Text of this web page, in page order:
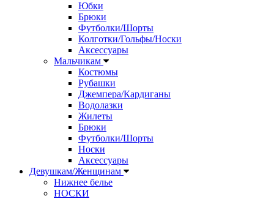
Юбки
Брюки
Футболки/Шорты
Колготки/Гольфы/Носки
Аксессуары
Мальчикам
Костюмы
Рубашки
Джемпера/Кардиганы
Водолазки
Жилеты
Брюки
Футболки/Шорты
Носки
Аксессуары
Девушкам/Женщинам
Нижнее белье
НОСКИ